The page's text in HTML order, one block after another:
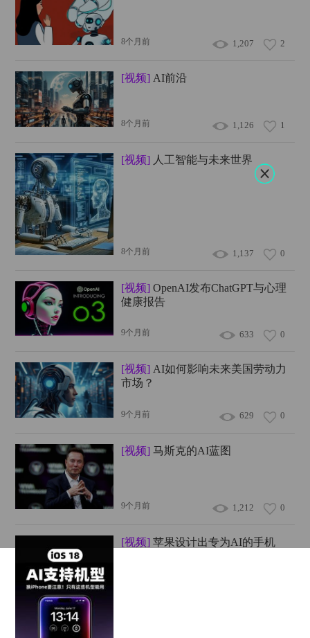
8个月前 1,207 2
[视频] AI前沿
8个月前 1,126 1
[视频] 人工智能与未来世界
8个月前 1,137 0
[视频] OpenAI发布ChatGPT与心理
健康报告
9个月前 633 0
[视频] AI如何影响未来美国劳动力
市场？
9个月前 629 0
[视频] 马斯克的AI蓝图
9个月前 1,212 0
[视频] 苹果设计出专为AI的手机